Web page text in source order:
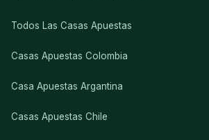
Todos Las Casas Apuestas
Casas Apuestas Colombia
Casa Apuestas Argantina
Casas Apuestas Chile